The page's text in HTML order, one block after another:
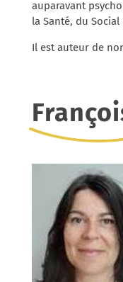
auparavant
la Santé, du
Il est auteur de